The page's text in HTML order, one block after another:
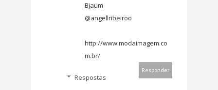
Bjaum
@angellribeiroo
http://www.modaimagem.co
m.br/
Responder
Respostas